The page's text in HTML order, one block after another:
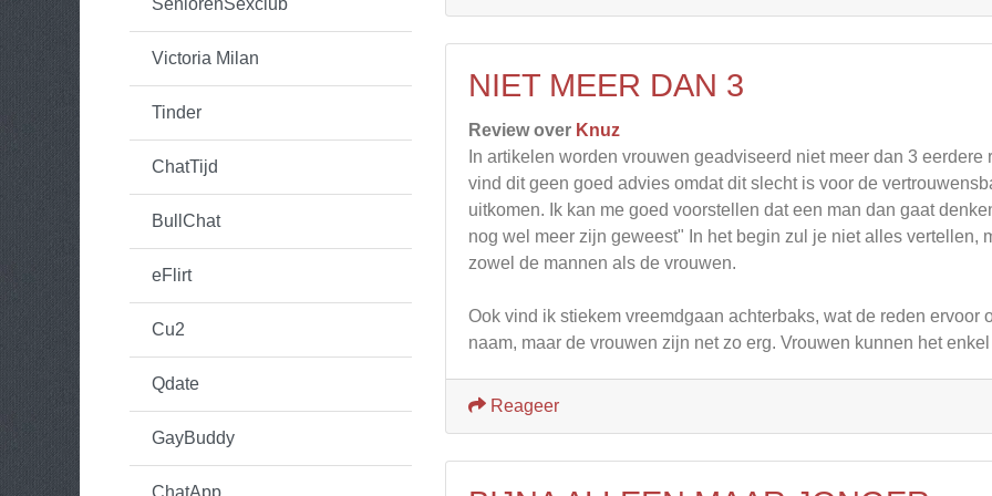
SeniorenSexclub
Victoria Milan
Tinder
ChatTijd
BullChat
eFlirt
Cu2
Qdate
GayBuddy
ChatApp
NIET MEER DAN 3
Review over Knuz
In artikelen worden vrouwen geadviseerd niet meer dan 3
vind dit geen goed advies omdat dit slecht is voor de
uitkomen. Ik kan me goed voorstellen dat een man dan gaat
nog wel meer zijn geweest" In het begin zul je niet alles vertellen,
zowel de mannen als de vrouwen.
Ook vind ik stiekem vreemdgaan achterbaks, wat de reden ervoor
naam, maar de vrouwen zijn net zo erg. Vrouwen kunnen het
Reageer